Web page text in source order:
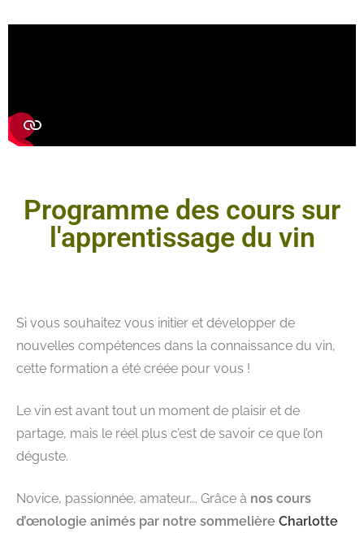
Programme des cours sur
l'apprentissage du vin
Si vous souhaitez vous initier et développer de
nouvelles compétences dans la connaissance du vin,
cette formation a été créée pour vous !
Le vin est avant tout un moment de plaisir et de
partage, mais le réel plus c’est de savoir ce que l’on
déguste.
Novice, passionnée, amateur…. Grâce à nos cours
d’œnologie animés par notre sommelière Charlotte